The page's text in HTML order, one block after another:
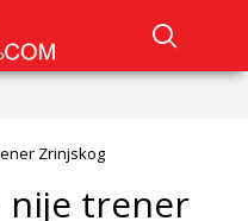
Zrinjskog
nije trener